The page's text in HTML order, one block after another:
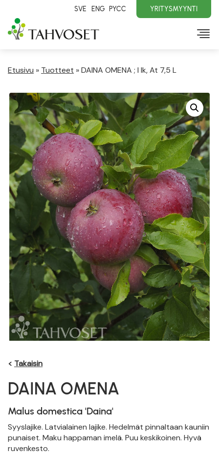
SVE ENG PYCC YRITYSMYYNTI
Etusivu » Tuotteet »DAINA OMENA ; I lk, At 7,5 L
< Takaisin
DAINA OMENA
Malus domestica 'Daina'
Syyslajike. Latvialainen lajike. Hedelmät pinnaltaan kauniin
punaiset. Maku happaman imelä. Puu keskikoinen. Hyvä
ruvenkesto.